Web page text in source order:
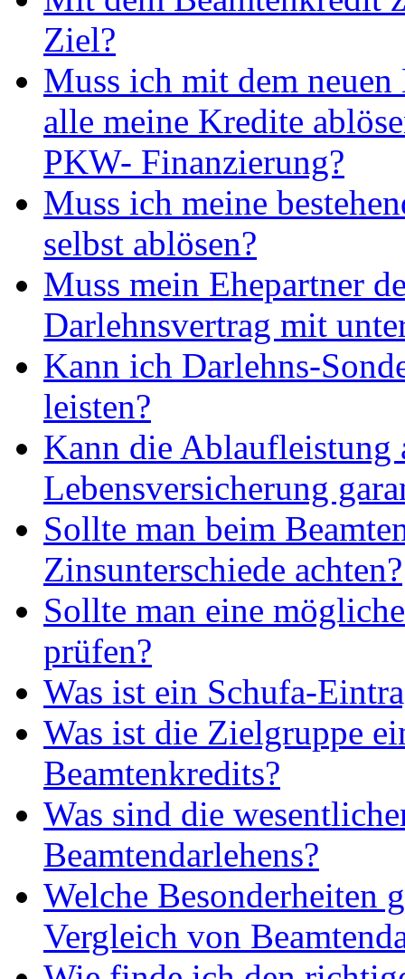
Ziel?
Muss ich mit dem neuen
alle meine Kredite
PKW- Finanzierung?
Muss ich meine
selbst ablösen?
Muss mein Ehepartner
Darlehnsvertrag mit
Kann ich Darlehns-
leisten?
Kann die Ablaufleistung
Lebensversicherung
Sollte man beim
Zinsunterschiede achten?
Sollte man eine
prüfen?
Was ist ein Schufa-
Was ist die Zielgruppe
Beamtenkredits?
Was sind die
Beamtendarlehens?
Welche Besonderheiten
Vergleich von